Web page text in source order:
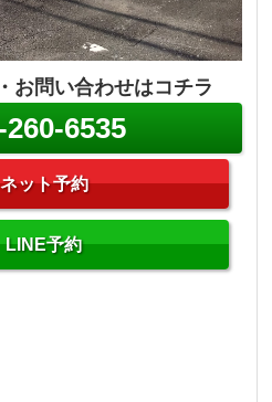
お問い合わせはコチラ
260-6535
ネット予約
LINE予約